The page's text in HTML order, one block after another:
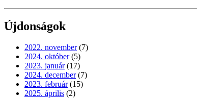
Újdonságok
2022. november (7)
2024. október (5)
2023. január (17)
2024. december (7)
2023. február (15)
2025. április (2)